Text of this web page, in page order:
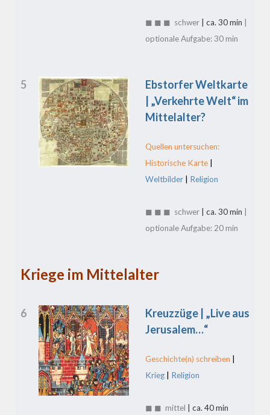
◼ ◼ ◼ schwer | ca. 30 min
optionale Aufgabe: 30 min
5
Ebstorfer Weltkarte
| „Verkehrte Welt“ im
Mittelalter?
Quellen untersuchen:
Historische Karte
Weltbilder
Religion
◼ ◼ ◼ schwer | ca. 30 min
optionale Aufgabe: 20 min
Kriege im Mittelalter
6
Kreuzzüge | „Live aus
Jerusalem…“
Geschichte(n) schreiben
Krieg
Religion
◼ ◼ mittel | ca. 40 min